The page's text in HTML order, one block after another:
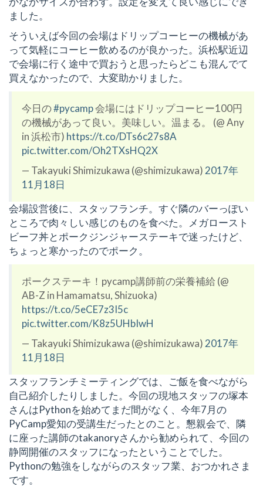
ました。
そういえば今回の会場はドリップコーヒーの機械があ
って気軽にコーヒー飲めるのが良かった。浜松駅近辺
で会場に行く途中で買おうと思ったらどこも混んでて
買えなかったので、大変助かりました。
今日の#pycamp会場にはドリップコーヒー100円
の機械があって良い。美味しい。温まる。 (@ Any
in 浜松市) https://t.co/DTs6c27s8A
pic.twitter.com/Oh2TXsHQ2X
— Takayuki Shimizukawa (@shimizukawa) 2017年
11月18日
会場設営後に、スタッフランチ。すぐ隣のバーっぽい
ところで肉々しい感じのものを食べた。メガロースト
ビーフ丼とポークジンジャーステーキで迷ったけど、
ちょっと寒かったのでポーク。
ポークステーキ！pycamp講師前の栄養補給 (@
AB-Z in Hamamatsu, Shizuoka)
https://t.co/5eCE7z3I5c
pic.twitter.com/K8z5UHbIwH
— Takayuki Shimizukawa (@shimizukawa) 2017年
11月18日
スタッフランチミーティングでは、ご飯を食べながら
自己紹介したりしました。今回の現地スタッフの塚本
さんはPythonを始めてまだ間がなく、今年7月の
PyCamp愛知の受講生だったとのこと。懇親会で、隣
に座った講師のtakanoryさんから勧められて、今回の
静岡開催のスタッフになったということでした。
Pythonの勉強をしながらのスタッフ業、おつかれさま
です。